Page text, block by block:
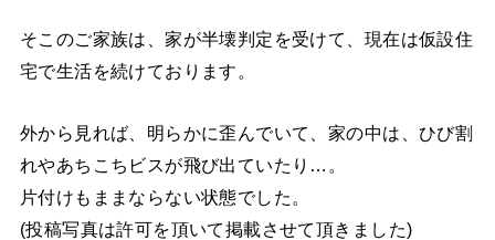
そこのご家族は、家が半壊判定を受けて、現在は仮設住
宅で生活を続けております。
外から見れば、明らかに歪んでいて、家の中は、ひび割
れやあちこちビスが飛び出ていたり…。
片付けもままならない状態でした。
(投稿写真は許可を頂いて掲載させて頂きました)